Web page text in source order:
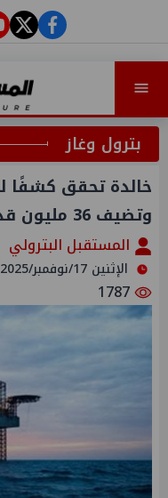
بترول وغاز
خالدة تحقق كشفًا
وتضيف 36 مليون قدم مكعب للإنتاج
المستقبل البترولي
الإثنين 17/نوفمبر/2025 - 08:02 ص